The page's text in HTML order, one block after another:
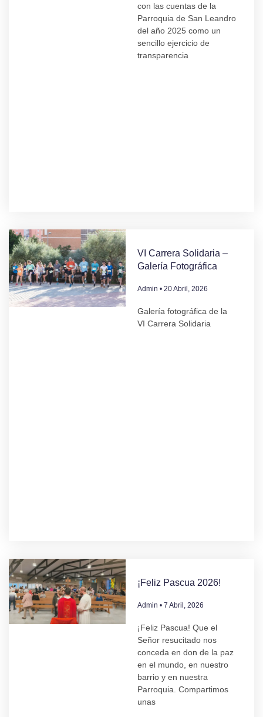
con las cuentas de la
Parroquia de San Leandro
del año 2025 como un
sencillo ejercicio de
transparencia
VI Carrera Solidaria –
Galería Fotográfica
Admin 20 Abril, 2026
Galería fotográfica de la
VI Carrera Solidaria
¡Feliz Pascua 2026!
Admin 7 Abril, 2026
¡Feliz Pascua! Que el
Señor resucitado nos
conceda en don de la paz
en el mundo, en nuestro
barrio y en nuestra
Parroquia. Compartimos
unas